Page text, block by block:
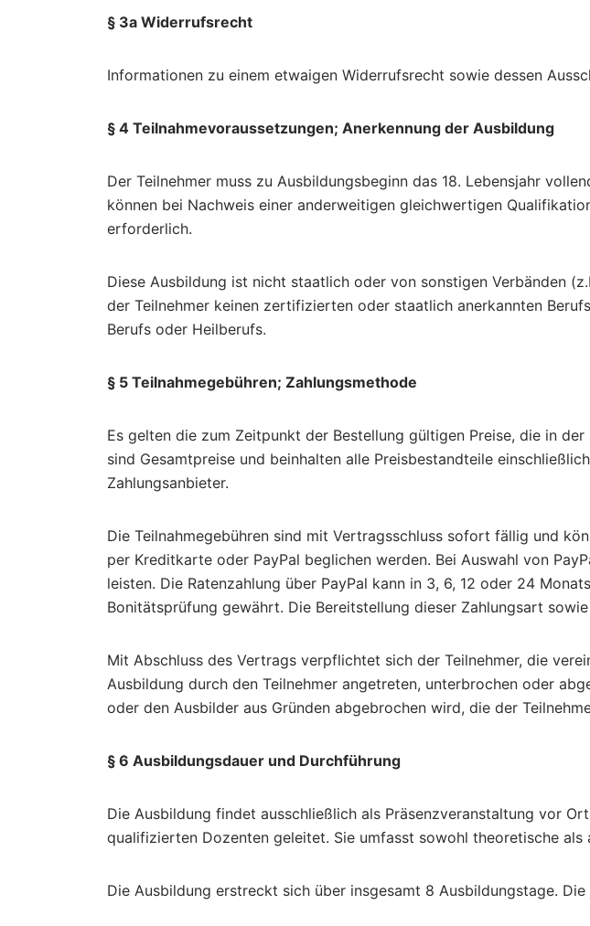
§ 3a Widerrufsrecht
Informationen zu einem etwaigen Widerrufsrecht sowie dessen
§ 4 Teilnahmevoraussetzungen; Anerkennung der Ausbildung
Der Teilnehmer muss zu Ausbildungsbeginn das 18. Lebensjahr
können bei Nachweis einer anderweitigen gleichwertigen
erforderlich.
Diese Ausbildung ist nicht staatlich oder von sonstigen Verbänden
der Teilnehmer keinen zertifizierten oder staatlich anerkannten
Berufs oder Heilberufs.
§ 5 Teilnahmegebühren; Zahlungsmethode
Es gelten die zum Zeitpunkt der Bestellung gültigen Preise, die in
sind Gesamtpreise und beinhalten alle Preisbestandteile
Zahlungsanbieter.
Die Teilnahmegebühren sind mit Vertragsschluss sofort fällig und
per Kreditkarte oder PayPal beglichen werden. Bei Auswahl von
leisten. Die Ratenzahlung über PayPal kann in 3, 6, 12 oder 24
Bonitätsprüfung gewährt. Die Bereitstellung dieser Zahlungsart
Mit Abschluss des Vertrags verpflichtet sich der Teilnehmer, die
Ausbildung durch den Teilnehmer angetreten, unterbrochen oder
oder den Ausbilder aus Gründen abgebrochen wird, die der
§ 6 Ausbildungsdauer und Durchführung
Die Ausbildung findet ausschließlich als Präsenzveranstaltung vor
qualifizierten Dozenten geleitet. Sie umfasst sowohl theoretische als
Die Ausbildung erstreckt sich über insgesamt 8 Ausbildungstage.